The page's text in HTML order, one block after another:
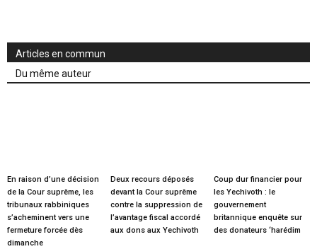
Articles en commun
Du même auteur
En raison d’une décision
de la Cour suprême, les
tribunaux rabbiniques
s’acheminent vers une
fermeture forcée dès
dimanche
Deux recours déposés
devant la Cour suprême
contre la suppression de
l’avantage fiscal accordé
aux dons aux Yechivoth
Coup dur financier pour
les Yechivoth : le
gouvernement
britannique enquête sur
des donateurs ‘harédim